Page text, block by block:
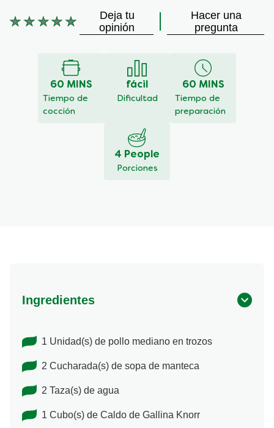
No
calificaciones
Deja tu
opinión
Hacer una
pregunta
60 MINS
Tiempo de
cocción
fácil
Dificultad
60 MINS
Tiempo de
preparación
4 People
Porciones
Ingredientes
1 Unidad(s) de pollo mediano en trozos
2 Cucharada(s) de sopa de manteca
2 Taza(s) de agua
1 Cubo(s) de Caldo de Gallina Knorr